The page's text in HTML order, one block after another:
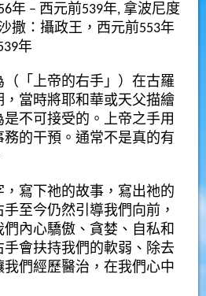
年 – 西元前539年, 拿波尼度
撒 ：攝政王，西元前553年
年
（「上帝的右手」）在 古羅
，當時將耶和華或天父描繪
不可接受的。上帝之手用
務的干預。通常不是真的有
寫下祂的故事，寫出祂的
至今仍然引導我們向前，
內心驕傲、貪婪、自私和
會扶持我們的軟弱、除去
們經歷醫治，在我們心中